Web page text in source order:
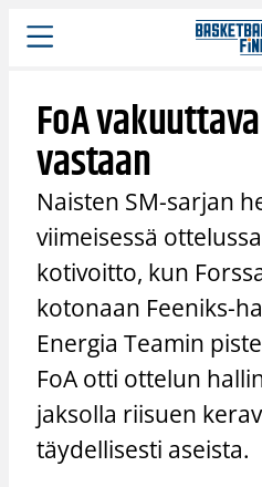
Siirry
sisältöön
FoA
vastaan
Naisten SM-sarjan
viimeisessä
kotivoitto, kun
kotonaan Feeniks-
Energia Teamin
FoA otti ottelun
jaksolla riisuen
täydellisesti aseista.